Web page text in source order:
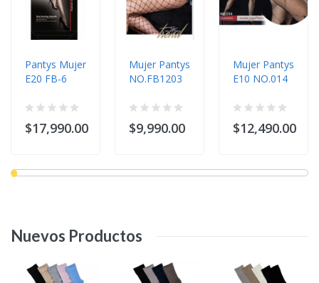
Pantys Mujer
E20 FB-6
$17,990.00
Mujer Pantys
NO.FB1203
$9,990.00
Mujer Pantys
E10 NO.014
$12,490.00
Nuevos Productos